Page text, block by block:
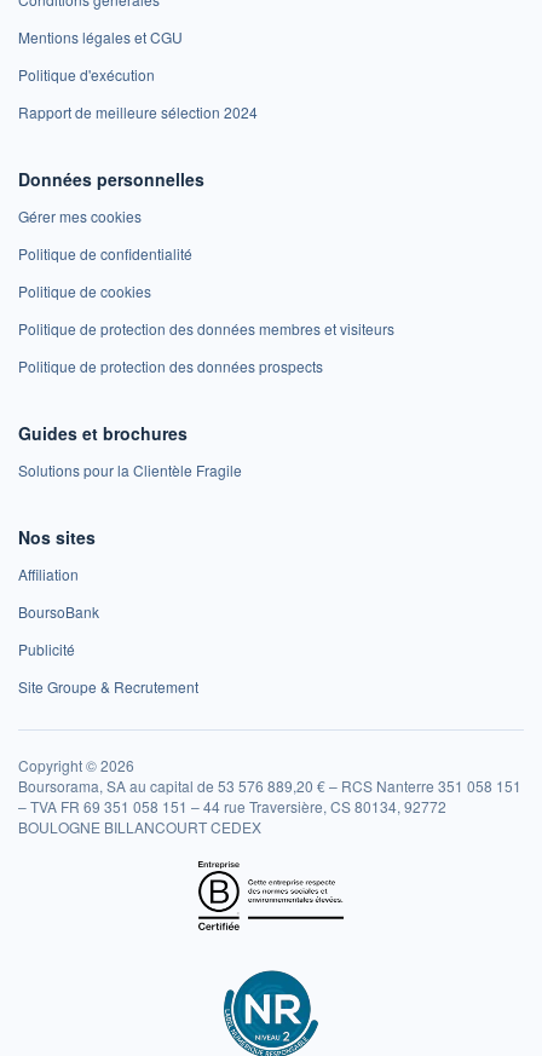
Mentions légales et CGU
Politique d'exécution
Rapport de meilleure sélection 2024
Données personnelles
Gérer mes cookies
Politique de confidentialité
Politique de cookies
Politique de protection des données membres et visiteurs
Politique de protection des données prospects
Guides et brochures
Solutions pour la Clientèle Fragile
Nos sites
Affiliation
BoursoBank
Publicité
Site Groupe & Recrutement
Copyright © 2026
Boursorama, SA au capital de 53 576 889,20 € – RCS Nanterre 351 058 151
– TVA FR 69 351 058 151 – 44 rue Traversière, CS 80134, 92772
BOULOGNE BILLANCOURT CEDEX